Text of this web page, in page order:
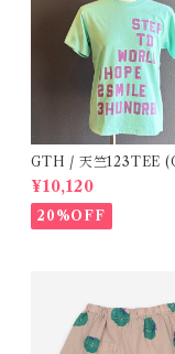
GTH / 天竺123TEE (Green)
/ Size 1
¥10,120
20%OFF